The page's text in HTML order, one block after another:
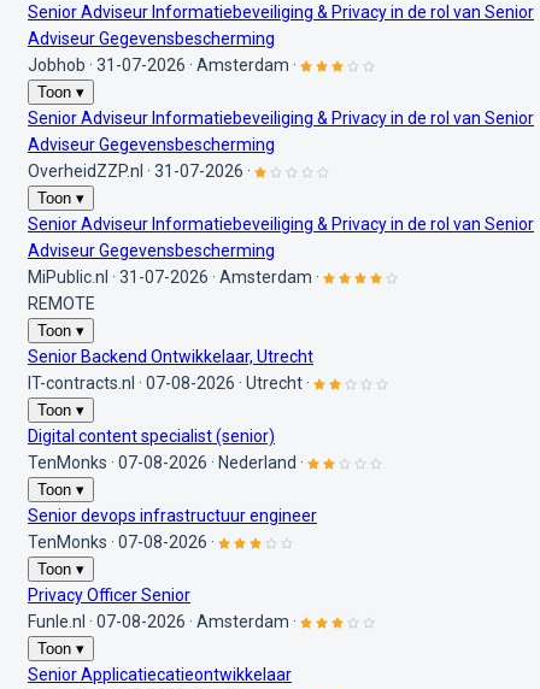
Senior Adviseur Informatiebeveiliging & Privacy in de rol van Senior
Adviseur Gegevensbescherming
Jobhob · 31-07-2026 · Amsterdam ·
Toon ▾
Senior Adviseur Informatiebeveiliging & Privacy in de rol van Senior
Adviseur Gegevensbescherming
OverheidZZP.nl · 31-07-2026 ·
Toon ▾
Senior Adviseur Informatiebeveiliging & Privacy in de rol van Senior
Adviseur Gegevensbescherming
MiPublic.nl · 31-07-2026 · Amsterdam ·
REMOTE
Toon ▾
Senior Backend Ontwikkelaar, Utrecht
IT-contracts.nl · 07-08-2026 · Utrecht ·
Toon ▾
Digital content specialist (senior)
TenMonks · 07-08-2026 · Nederland ·
Toon ▾
Senior devops infrastructuur engineer
TenMonks · 07-08-2026 ·
Toon ▾
Privacy Officer Senior
Funle.nl · 07-08-2026 · Amsterdam ·
Toon ▾
Senior Applicatiecatieontwikkelaar